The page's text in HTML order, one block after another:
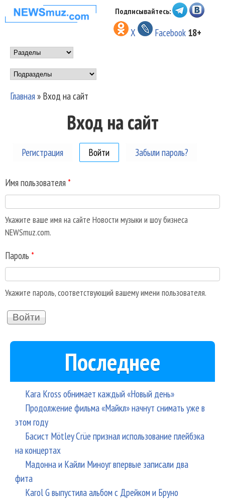
Перейти к основному
содержанию
НОВОСТИ
МУЗЫКИ И
ШОУ БИЗНЕСА
NEWSMUZ.COM
Подписывайтесь:
X Facebook 18+
Main menu
Подразделы
Вы здесь
Главная» Вход на сайт
Вход на сайт
Регистрация Войти (активная вкладка)
Забыли пароль?
Имя пользователя *
Укажите ваше имя на сайте Новости музыки и шоу бизнеса
NEWSmuz.com.
Пароль *
Укажите пароль, соответствующий вашему имени пользователя.
Последнее
Kara Kross обнимает каждый «Новый день»
Продолжение фильма «Майкл» начнут снимать уже в
этом году
Басист Mötley Crüe признал использование плейбэка
на концертах
Мадонна и Кайли Миноуг впервые записали два
фита
Karol G выпустила альбом с Дрейком и Бруно